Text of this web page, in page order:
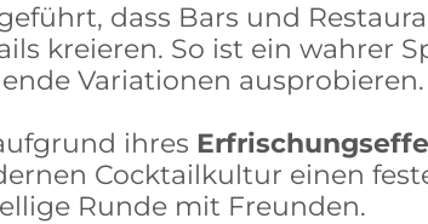
dass Bars und
kreieren. So ist ein wahrer
Variationen ausprobieren.
ihres
Cocktailkultur einen
Runde mit Freunden.